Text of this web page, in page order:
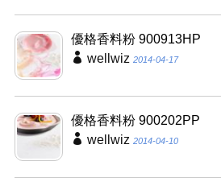
優格香料粉 900913HP
wellwiz 2014-04-17
優格香料粉 900202PP
wellwiz 2014-04-10